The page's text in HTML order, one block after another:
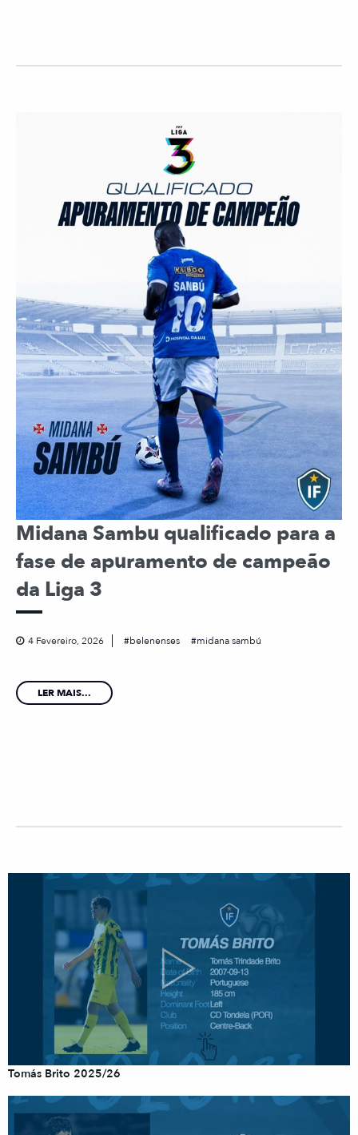
Midana Sambu qualificado para a
fase de apuramento de campeão
da Liga 3
4 Fevereiro, 2026 belenenses midana sambú
LER MAIS...
Tomás Brito 2025/26